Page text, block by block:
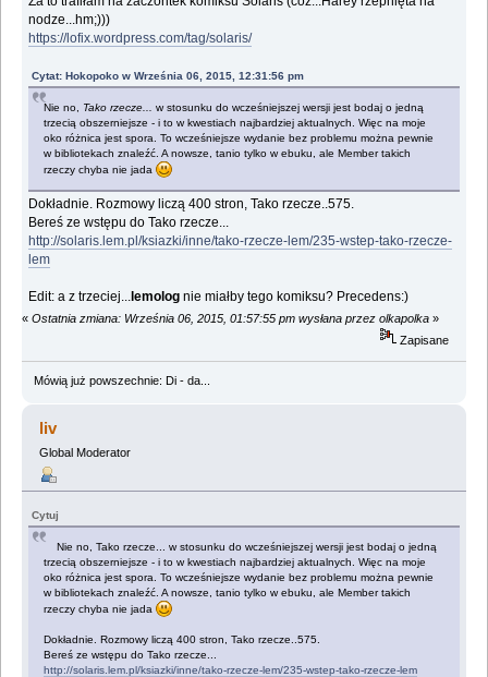
nodze...hm;)))
https://lofix.wordpress.com/tag/solaris/
Cytat: Hokopoko w Września 06, 2015, 12:31:56 pm
Nie no, Tako rzecze...
w stosunku do wcześniejszej wersji jest bodaj o jedną
trzecią obszerniejsze - i to w kwestiach najbardziej aktualnych. Więc na moje
oko różnica jest spora. To wcześniejsze wydanie bez problemu można pewnie
w bibliotekach znaleźć. A nowsze, tanio tylko w ebuku, ale Member takich
rzeczy chyba nie jada
Dokładnie. Rozmowy liczą 400 stron, Tako rzecze..575.
Bereś ze wstępu do Tako rzecze...
http://solaris.lem.pl/ksiazki/inne/tako-rzecze-lem/235-wstep-tako-rzecze-
lem
Edit: a z trzeciej... lemolog nie miałby tego komiksu? Precedens:)
« Ostatnia zmiana: Września 06, 2015, 01:57:55 pm wysłana przez olkapolka »
Zapisane
Mówią już powszechnie: Di - da...
liv
Global Moderator
Cytuj
Nie no, Tako rzecze... w stosunku do wcześniejszej wersji jest bodaj o jedną
trzecią obszerniejsze - i to w kwestiach najbardziej aktualnych. Więc na moje
oko różnica jest spora. To wcześniejsze wydanie bez problemu można pewnie
w bibliotekach znaleźć. A nowsze, tanio tylko w ebuku, ale Member takich
rzeczy chyba nie jada
Dokładnie. Rozmowy liczą 400 stron, Tako rzecze..575.
Bereś ze wstępu do Tako rzecze...
http://solaris.lem.pl/ksiazki/inne/tako-rzecze-lem/235-wstep-tako-rzecze-lem